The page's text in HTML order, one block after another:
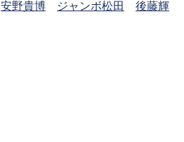
安野貴博 ジャンボ松田
後藤輝